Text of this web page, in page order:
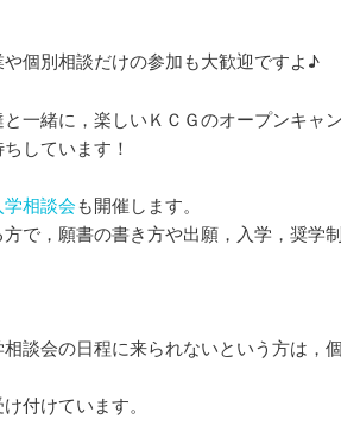
個別相談だけの参加も大歓迎ですよ♪
一緒に，楽しいＫＣＧのオープンキャ
しています！
相談会も開催します。
で，願書の書き方や出願，入学，奨学
談会の日程に来られないという方は，
付けています。